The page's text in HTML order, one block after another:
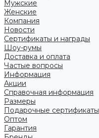
Мужские
Женские
Компания
Новости
Сертификаты и награды
Шоу-румы
Доставка и оплата
Частые вопросы
Информация
Акции
Справочная информация
Размеры
Подарочные сертификаты
Оптом
Гарантия